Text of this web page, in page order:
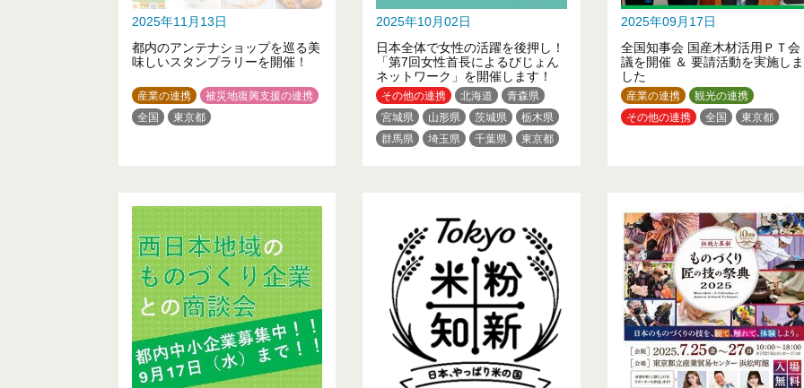
2025年11月13日
都内のアンテナショップを巡る美
味しいスタンプラリーを開催！
産業の連携
被災地復興支援の連携
全国
東京都
2025年10月02日
日本全体で女性の活躍を後押し！
「第7回女性首長によるびじょん
ネットワーク」を開催します！
その他の連携 北海道
青森県
宮城県
山形県 茨城県
栃木県
群馬県
埼玉県 千葉県
東京都
和歌山県
鳥取県
岡山県
山口県 徳島県
高知県
福岡県
熊本県 大分県 沖縄県
2025年09月17日
全国知事会 国産木材活用ＰＴ会
議を開催 ＆ 要請活動を実施しま
した
産業の連携
観光の連携
その他の連携
全国 東京都